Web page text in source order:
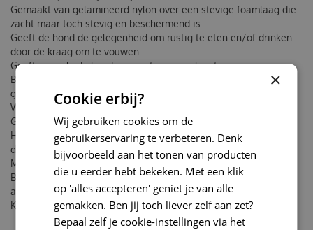
Gemaakt van gelamineerd nylon over een stevige foamlaag die
zacht maar toch stevig en beschermend is.
Geeft de hond de gelegenheid om rustig te eten en/of drinken
door de kraag om te vouwen.
Geeft mee als de hond ergens tegenaan komt.
Bruikbaar aan beide kanten, gemakkelijk als 1 kant erg vuil is
geworden.
Waterbestendig en -afstotend.
Gemakkelijk op te bergen door plat te vouwen.
Heeft een unieke reflecterende rand die de hond beschermt
door zichtbaarheid te geven in het donker.
Milieuvriendelijker dan de kunststof kraag.
Beschrijfbaar met waterproofstift om er een persoonlijk tintje
aan te geven.
Kan omblijven tijdens het slapen, eten en drinken.
×
Cookie erbij?
Wij gebruiken cookies om de
gebruikerservaring te verbeteren. Denk
bijvoorbeeld aan het tonen van producten
die u eerder hebt bekeken. Met een klik
op 'alles accepteren' geniet je van alle
gemakken. Ben jij toch liever zelf aan zet?
Bepaal zelf je cookie-instellingen via het